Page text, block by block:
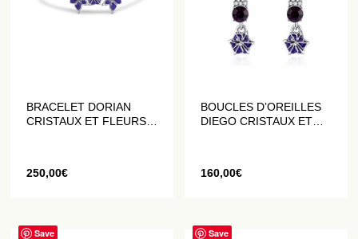
BRACELET DORIAN
CRISTAUX ET FLEURS
250,00€
BOUCLES D’OREILLES
DIEGO CRISTAUX ET
160,00€
Save Save